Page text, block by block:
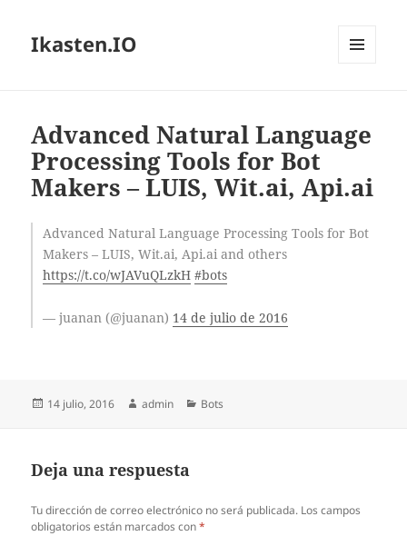
Ikasten.IO
Advanced Natural Language
Processing Tools for Bot
Makers – LUIS, Wit.ai, Api.ai
Advanced Natural Language Processing Tools for Bot
Makers – LUIS, Wit.ai, Api.ai and others
https://t.co/wJAVuQLzkH #bots
— juanan (@juanan) 14 de julio de 2016
Publicado
14 julio, 2016 Autor
admin Categorías
Bots
Deja una respuesta
Tu dirección de correo electrónico no será publicada. Los campos
obligatorios están marcados con*